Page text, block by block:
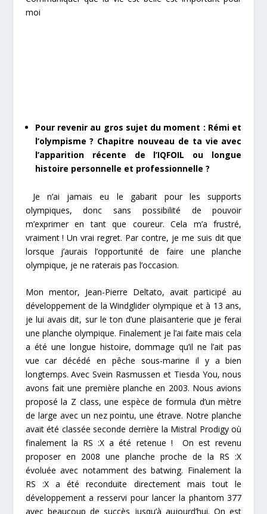
moi
Pour revenir au gros sujet du moment : Rémi et
l’olympisme ? Chapitre nouveau de ta vie avec
l’apparition récente de l’IQFOIL ou longue
histoire personnelle et professionnelle ?
Je n’ai jamais eu le gabarit pour les supports
olympiques, donc sans possibilité de pouvoir
m’exprimer en tant que coureur. Cela m’a frustré,
vraiment ! Un vrai regret. Par contre, je me suis dit que
lorsque j’aurais l’opportunité de faire une planche
olympique, je ne raterais pas l’occasion.
Mon mentor, Jean-Pierre Deltato, avait participé au
développement de la Windglider olympique et à 13 ans,
je lui avais dit, sur le ton d’une plaisanterie que je ferai
une planche olympique. Finalement je l’ai faite mais cela
a été une longue histoire, dommage qu’il ne l’ait pas
vue car décédé en pêche sous-marine il y a bien
longtemps. Avec Svein Rasmussen et Tiesda You, nous
avons fait une première planche en 2003. Nous avions
proposé la Z class, une espèce de formula d’un mètre
de large avec un nez pointu, une étrave. Notre planche
avait été classée seconde derrière la Mistral Prodigy où
finalement la RS :X a été retenue ! On est revenu
proposer en 2008 une planche proche de la RS :X
évoluée avec notamment des batwing. Finalement la
RS :X a été reconduite directement mais tout le
développement a resservi pour lancer la phantom 377
avec beaucoup de succès jusqu’à aujourd’hui. On est